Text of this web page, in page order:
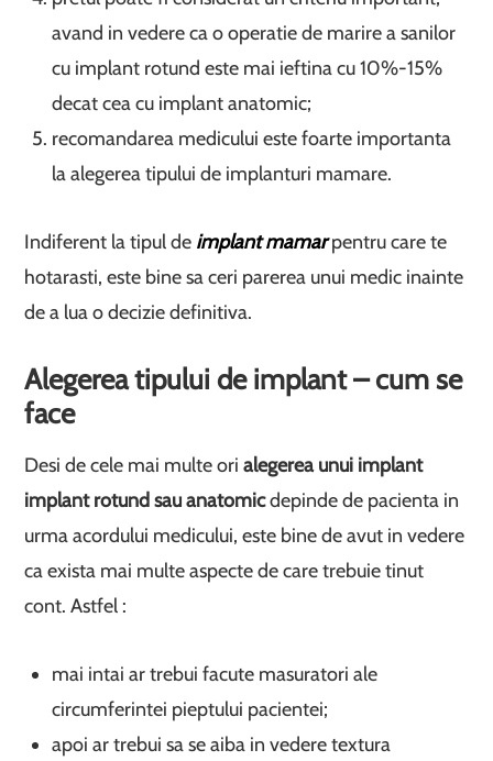
avand in vedere ca o operatie de marire a sanilor
cu implant rotund este mai ieftina cu 10%-15%
decat cea cu implant anatomic;
recomandarea medicului este foarte importanta
la alegerea tipului de implanturi mamare.
Indiferent la tipul de implant mamarpentru care te
hotarasti, este bine sa ceri parerea unui medic inainte
de a lua o decizie definitiva.
Alegerea tipului de implant – cum se
face
Desi de cele mai multe orialegerea unui implant
implant rotund sau anatomicdepinde de pacienta in
urma acordului medicului, este bine de avut in vedere
ca exista mai multe aspecte de care trebuie tinut
cont. Astfel :
mai intai ar trebui facute masuratori ale
circumferintei pieptului pacientei;
apoi ar trebui sa se aiba in vedere textura